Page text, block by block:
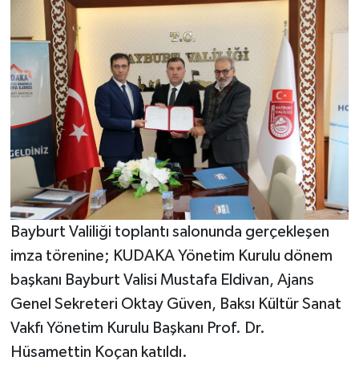
Bayburt Valiliği toplantı salonunda gerçekleşen
imza törenine; KUDAKA Yönetim Kurulu dönem
başkanı Bayburt Valisi Mustafa Eldivan, Ajans
Genel Sekreteri Oktay Güven, Baksı Kültür Sanat
Vakfı Yönetim Kurulu Başkanı Prof. Dr.
Hüsamettin Koçan katıldı.